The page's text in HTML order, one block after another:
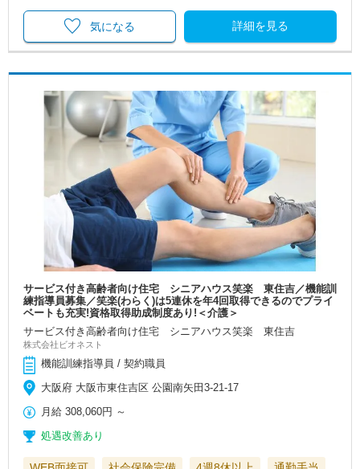
詳細を見る
気になる
サービス付き高齢者向け住宅 シニアハウス笑楽 東住吉／機能訓
練指導員募集／笑楽(わらく)は5連休を年4回取得できるのでプライ
ベートも充実!資格取得助成制度あり!＜介護＞
サービス付き高齢者向け住宅 シニアハウス笑楽 東住吉
株式会社ビオネスト
機能訓練指導員 / 契約職員
大阪府 大阪市東住吉区 公園南矢田3-21-17
月給 308,060円 ～
処遇改善あり